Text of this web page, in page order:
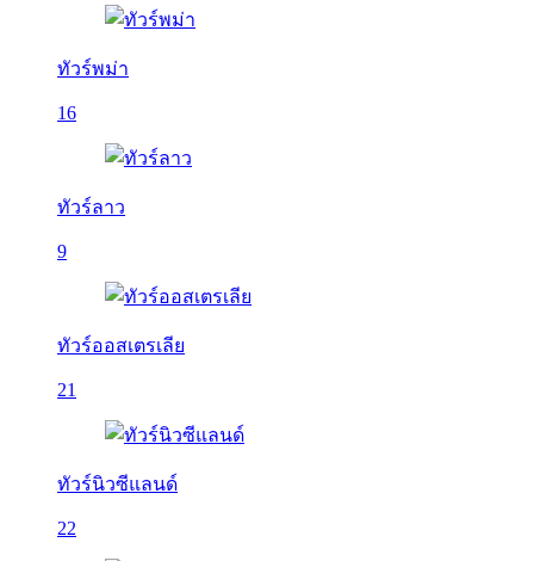
ทัวร์พม่า
16
ทัวร์ลาว
9
ทัวร์ออสเตรเลีย
21
ทัวร์นิวซีแลนด์
22